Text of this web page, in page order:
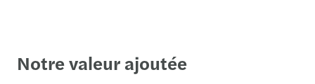
Notre valeur ajoutée